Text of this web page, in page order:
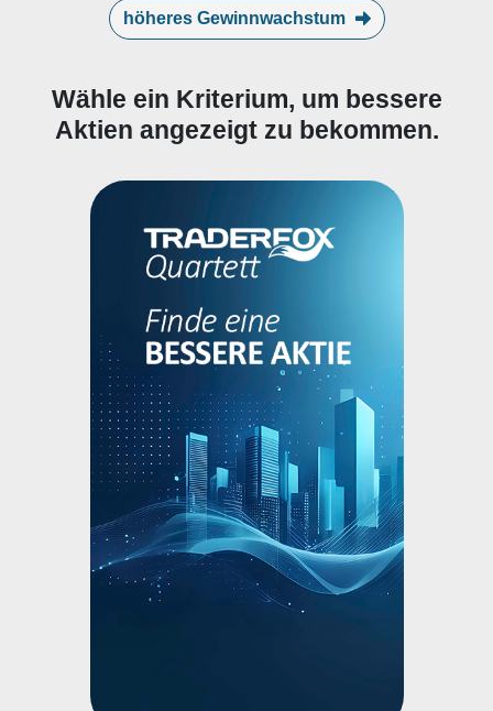
höheres Gewinnwachstum
Wähle ein Kriterium, um bessere
Aktien angezeigt zu bekommen.